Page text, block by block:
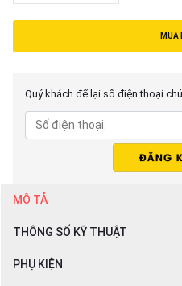
MUA
Quý khách để lại số điện thoại
MÔ TẢ
THÔNG SỐ KỸ THUẬT
PHỤ KIỆN